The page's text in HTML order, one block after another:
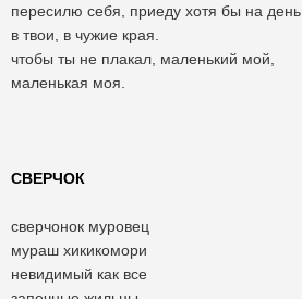
пересилю себя, приеду хотя бы на день
в твои, в чужие края.
чтобы ты не плакал, маленький мой,
маленькая моя.
СВЕРЧОК
сверчонок муровец
мураш хикикомори
невидимый как все